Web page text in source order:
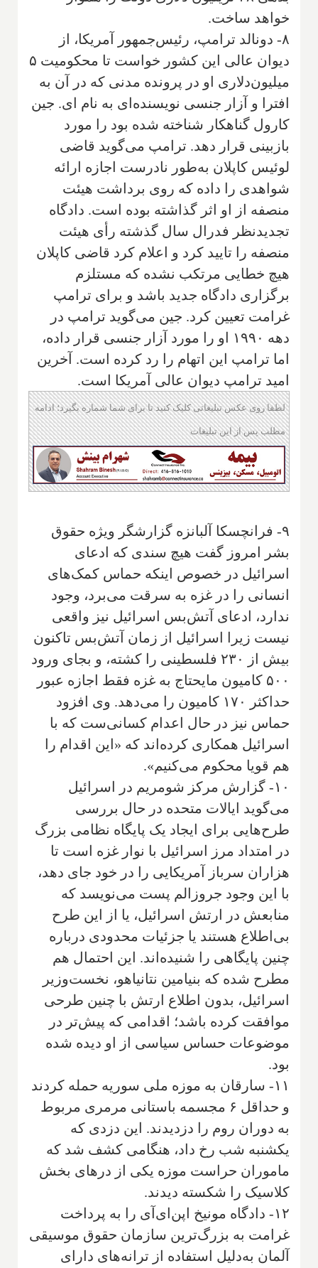
خواهد ساخت.
۸- دونالد ترامپ، رئیس‌جمهور آمریکا، از
دیوان عالی این کشور خواست تا محکومیت ۵
میلیون‌دلاری او در پرونده مدنی که در آن به
افترا و آزار جنسی نویسنده‌ای به نام ای. جین
کارول گناهکار شناخته شده بود را مورد
بازبینی قرار دهد. ترامپ می‌گوید قاضی
لوئیس کاپلان به‌طور نادرست اجازه ارائه
شواهدی را داده که روی برداشت هیئت
منصفه از او اثر گذاشته بوده است. دادگاه
تجدیدنظر فدرال سال گذشته رأی هیئت
منصفه را تایید کرد و اعلام کرد قاضی کاپلان
هیچ خطایی مرتکب نشده که مستلزم
برگزاری دادگاه جدید باشد و برای ترامپ
غرامت تعیین کرد. جین می‌گوید ترامپ در
دهه ۱۹۹۰ او را مورد آزار جنسی قرار داده،
اما ترامپ این اتهام را رد کرده است. آخرین
امید ترامپ دیوان عالی آمریکا است.
لطفا روی عکس تبلیغاتی کلیک کنید تا برای شما شماره بگیرد؛ ادامه
مطلب پس از این تبلیغات
۹- فرانچسکا آلبانزه گزارشگر ویژه حقوق
بشر امروز گفت هیچ سندی که ادعای
اسرائیل در خصوص اینکه حماس کمک‌های
انسانی را در غزه به سرقت می‌برد، وجود
ندارد، ادعای آتش‌بس اسرائیل نیز واقعی
نیست زیرا اسرائیل از زمان آتش‌بس تاکنون
بیش از ۲۳۰ فلسطینی را کشته، و بجای ورود
۵۰۰ کامیون مایحتاج به غزه فقط اجازه عبور
حداکثر ۱۷۰ کامیون را می‌دهد. وی افزود
حماس نیز در حال اعدام کسانی‌ست که با
اسرائیل همکاری کرده‌اند که «این اقدام را
هم قویا محکوم می‌کنیم».
۱۰- گزارش مرکز شومریم در اسرائیل
می‌گوید ایالات متحده در حال بررسی
طرح‌هایی برای ایجاد یک پایگاه نظامی بزرگ
در امتداد مرز اسرائیل با نوار غزه است تا
هزاران سرباز آمریکایی را در خود جای دهد،
با این وجود جروزالم پست می‌نویسد که
منابعش در ارتش اسرائیل، یا از این طرح
بی‌اطلاع هستند یا جزئیات محدودی درباره
چنین پایگاهی را شنیده‌اند. این احتمال هم
مطرح شده که بنیامین نتانیاهو، نخست‌وزیر
اسرائیل، بدون اطلاع ارتش با چنین طرحی
موافقت کرده باشد؛ اقدامی که پیش‌تر در
موضوعات حساس سیاسی از او دیده شده
بود.
۱۱- سارقان به موزه ملی سوریه حمله کردند
و حداقل ۶ مجسمه باستانی مرمری مربوط
به دوران روم را دزدیدند. این دزدی که
یکشنبه شب رخ داد، هنگامی کشف شد که
ماموران حراست موزه یکی از درهای بخش
کلاسیک را شکسته دیدند.
۱۲- دادگاه مونیخ اپن‌ای‌آی را به پرداخت
غرامت به بزرگ‌ترین سازمان حقوق موسیقی
آلمان به‌دلیل استفاده از ترانه‌های دارای